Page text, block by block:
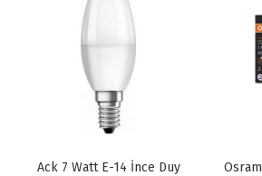
İnce Duy
Osram LED Fılament 6.5W